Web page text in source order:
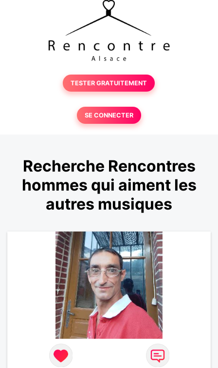
TESTER GRATUITEMENT
SE CONNECTER
Recherche Rencontres
hommes qui aiment les
autres musiques